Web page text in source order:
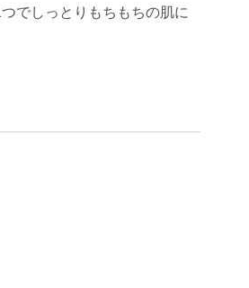
でしっとりもちもちの肌に